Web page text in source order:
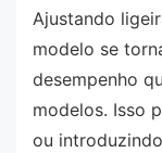
Ajustando
modelo se
desempenho
modelos. Isso
ou